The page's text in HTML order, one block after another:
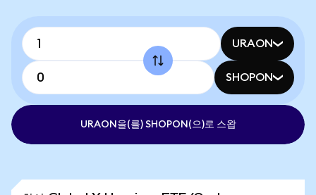
URAON
SHOPON
URAON을(를) SHOPON(으)로 스왑